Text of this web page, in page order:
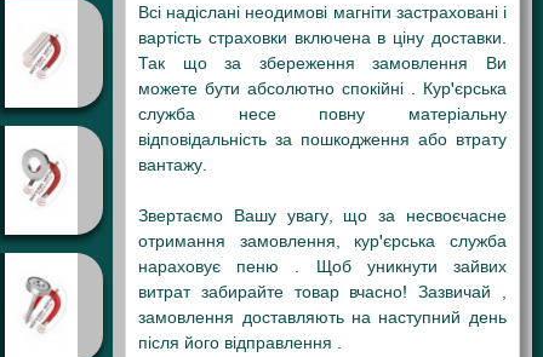
Всі надіслані неодимові магніти застраховані і
вартість страховки включена в ціну доставки.
Так що за збереження замовлення Ви
можете бути абсолютно спокійні . Кур'єрська
служба несе повну матеріальну
відповідальність за пошкодження або втрату
вантажу.
Звертаємо Вашу увагу, що за несвоєчасне
отримання замовлення, кур'єрська служба
нараховує пеню . Щоб уникнути зайвих
витрат забирайте товар вчасно! Зазвичай ,
замовлення доставляють на наступний день
після його відправлення .